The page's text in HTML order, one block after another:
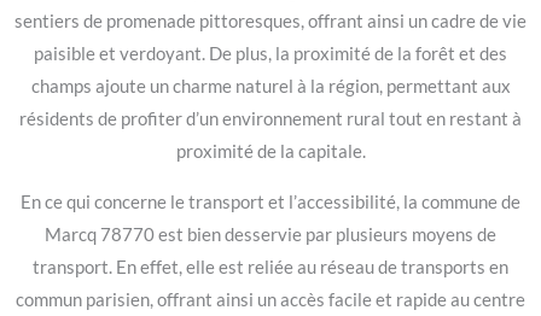
sentiers de promenade pittoresques, offrant ainsi un cadre de vie
paisible et verdoyant. De plus, la proximité de la forêt et des
champs ajoute un charme naturel à la région, permettant aux
résidents de profiter d’un environnement rural tout en restant à
proximité de la capitale.
En ce qui concerne le transport et l’accessibilité, la commune de
Marcq 78770 est bien desservie par plusieurs moyens de
transport. En effet, elle est reliée au réseau de transports en
commun parisien, offrant ainsi un accès facile et rapide au centre